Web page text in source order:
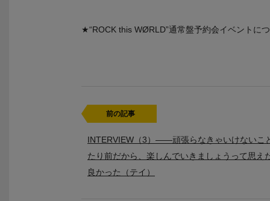
★“ROCK this WØRLD”通常盤予約会イベントに
前の記事
INTERVIEW（3）――頑張らなきゃいけないこ
たり前だから、楽しんでいきましょうって思え
良かった（テイ）